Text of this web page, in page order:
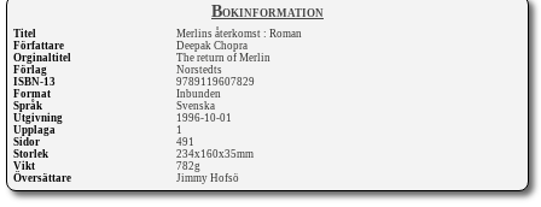
Bokinformation
Titel
Merlins återkomst : Roman
Författare
Deepak Chopra
Orginaltitel
The return of Merlin
Förlag
Norstedts
ISBN-13
9789119607829
Format
Inbunden
Språk
Svenska
Utgivning
1996-10-01
Upplaga
1
Sidor
491
Storlek
234x160x35mm
Vikt
782g
Översättare
Jimmy Hofsö